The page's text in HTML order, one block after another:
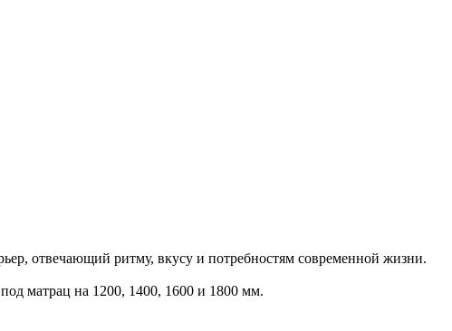
отвечающий ритму, вкусу и потребностям современной жизни.
матрац на 1200, 1400, 1600 и 1800 мм.